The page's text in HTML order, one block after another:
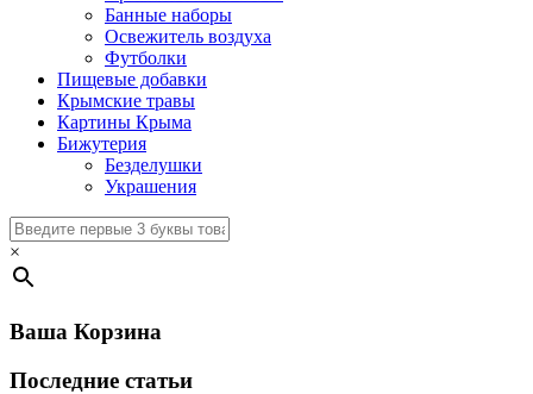
Банные наборы
Освежитель воздуха
Футболки
Пищевые добавки
Крымские травы
Картины Крыма
Бижутерия
Безделушки
Украшения
×
Ваша Корзина
Последние статьи